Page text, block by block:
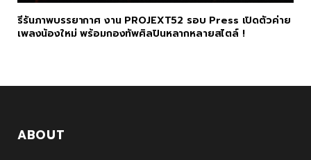
รีรันภาพบรรยากาศ งาน PROJEXT52 รอบ Press เปิดตัวค่าย
เพลงน้องใหม่ พร้อมกองทัพศิลปินหลากหลายสไตล์ !
ABOUT